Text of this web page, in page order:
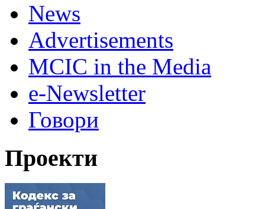
News
Advertisements
MCIC in the Media
e-Newsletter
Говори
Проекти